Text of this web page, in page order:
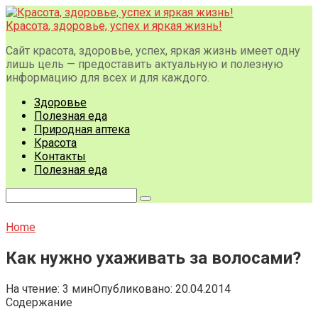
Перейти
к
Красота, здоровье, успех и яркая жизнь!
Сайт красота, здоровье, успех, яркая жизнь имеет одну
лишь цель — предоставить актуальную и полезную
информацию для всех и для каждого.
Здоровье
Полезная еда
Природная аптека
Красота
Контакты
Полезная еда
Home
Как нужно ухаживать за волосами?
На чтение: 3 минОпубликовано: 20.04.2014
Содержание